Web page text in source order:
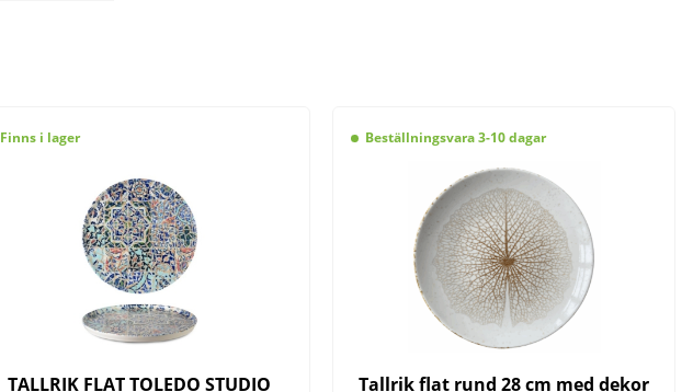
Finns i lager
TALLRIK FLAT TOLEDO STUDIO
Beställningsvara 3-10 dagar
Tallrik flat rund 28 cm med dekor